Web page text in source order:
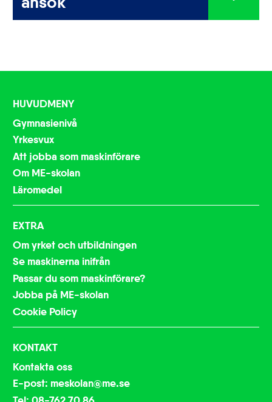
Skellefteå
Sthlm/Bålsta
Uppsala
HUVUDMENY
Gymnasienivå
Yrkesvux
Att jobba som maskinförare
Om ME-skolan
Läromedel
EXTRA
Om yrket och utbildningen
Se maskinerna inifrån
Passar du som maskinförare?
Jobba på ME-skolan
Cookie Policy
KONTAKT
Kontakta oss
E-post: meskolan@me.se